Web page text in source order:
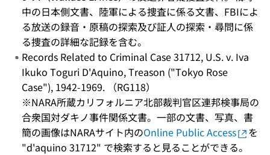
中の日本側文書、陸軍による捜査に係る文書、FBIによ
る放送の録音・原稿の探索及び証人の探索・尋問に係
る捜査の詳細な記録を含む。
Records Related to Criminal Case 31712, U.S. v. Iva
Ikuko Toguri D'Aquino, Treason ("Tokyo Rose
Case"), 1942-1969. （RG118）
※NARA所蔵カリフォルニア北部裁判官区連邦検事局の
合衆国対ダキノ事件関係文書。一部の文書、写真、書
簡の画像はNARAサイト内のOnline Public Access
を
"d'aquino 31712" で検索すると見ることができる。